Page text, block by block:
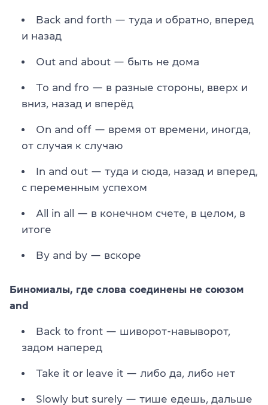
Back and forth — туда и обратно, вперед
и назад
Out and about — быть не дома
To and fro — в разные стороны, вверх и
вниз, назад и вперёд
On and off — время от времени, иногда,
от случая к случаю
In and out — туда и сюда, назад и вперед,
с переменным успехом
All in all — в конечном счете, в целом, в
итоге
By and by — вскоре
Биномиалы, где слова соединены не союзом
and
Back to front — шиворот-навыворот,
задом наперед
Take it or leave it — либо да, либо нет
Slowly but surely — тише едешь, дальше